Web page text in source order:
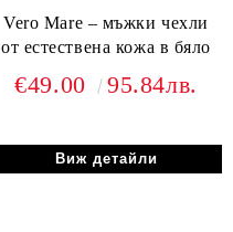
Vero Mare – мъжки чехли
от естествена кожа в бяло
€49.00 95.84лв.
Виж детайли